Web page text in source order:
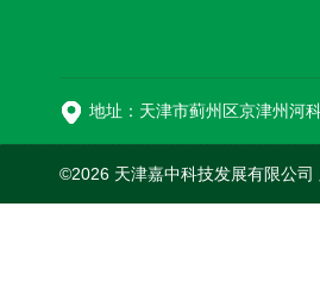
地址：天津市蓟州区京津州河
©2026 天津嘉中科技发展有限公